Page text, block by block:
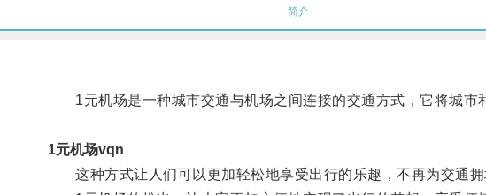
简介
1元机场是一种城市交通与机场之间连接的交通方式，它将城市
1元机场vqn
这种方式让人们可以更加轻松地享受出行的乐趣，不再为交通拥